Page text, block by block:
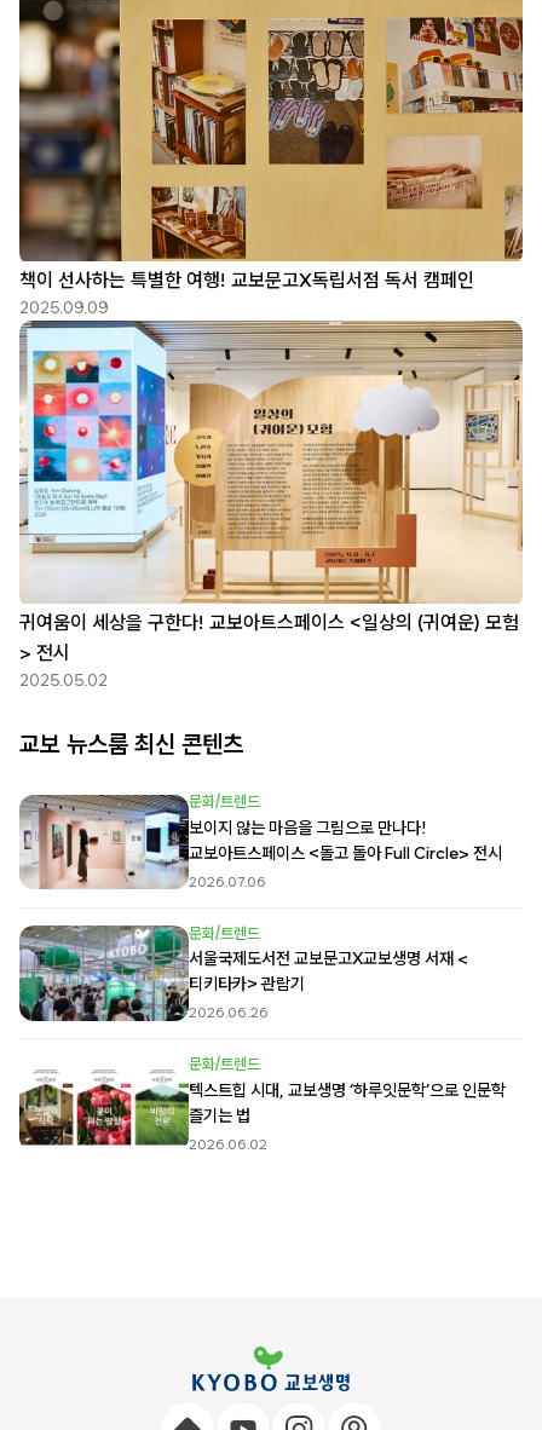
책이 선사하는 특별한 여행! 교보문고X독립서점 독서 캠페인
2025.09.09
귀여움이 세상을 구한다! 교보아트스페이스 <일상의 (귀여운) 모험
> 전시
2025.05.02
교보 뉴스룸 최신 콘텐츠
문화/트렌드
보이지 않는 마음을 그림으로 만나다!
교보아트스페이스 <돌고 돌아 Full Circle> 전시
2026.07.06
문화/트렌드
서울국제도서전 교보문고X교보생명 서재 <
티키타카> 관람기
2026.06.26
문화/트렌드
텍스트힙 시대, 교보생명 ‘하루잇문학’으로 인문학
즐기는 법
2026.06.02